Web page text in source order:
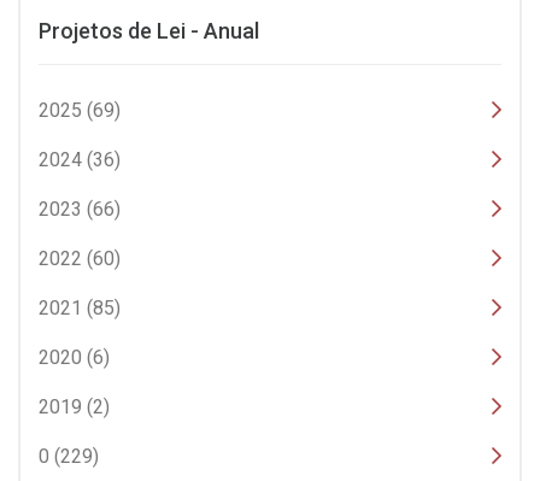
Projetos de Lei - Anual
2025 (69)
2024 (36)
2023 (66)
2022 (60)
2021 (85)
2020 (6)
2019 (2)
0 (229)